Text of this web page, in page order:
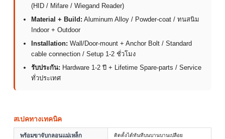
(HID / Mifare / Wiegand Reader)
Material + Build: Aluminum Alloy / Powder-coat / ทนสนิม
Indoor + Outdoor
Installation: Wall/Door-mount + Anchor Bolt / Standard
cable connection / Setup 1-2 ชั่วโมง
รับประกัน: Hardware 1-2 ปี + Lifetime Spare-parts / Service
ทั่วประเทศ
สเปคทางเทคนิค
พร้อมขาจับกลอนแม่เหล็ก ติดตั้งได้ทันทีบนบานบานเปลือย